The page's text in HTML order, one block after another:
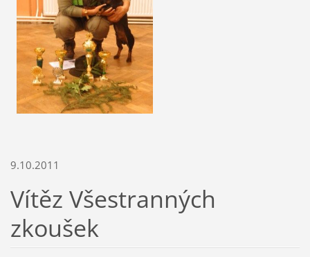
9.10.2011
Vítěz Všestranných
zkoušek